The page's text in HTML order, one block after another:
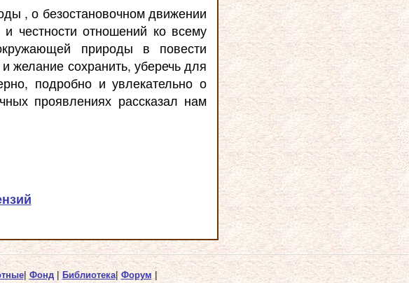
, о безостановочном движении
честности отношений ко всему
природы в повести
желание сохранить, уберечь для
подробно и увлекательно о
проявлениях рассказал нам
| Фонд|Библиотека|Форум|